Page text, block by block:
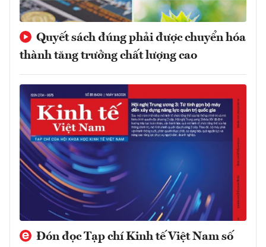
Quyết sách đúng phải được chuyển hóa
thành tăng trưởng chất lượng cao
Đón đọc Tạp chí Kinh tế Việt Nam số